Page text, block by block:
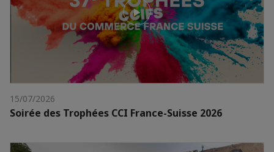
15/07/2026
Soirée des Trophées CCI France-Suisse 2026